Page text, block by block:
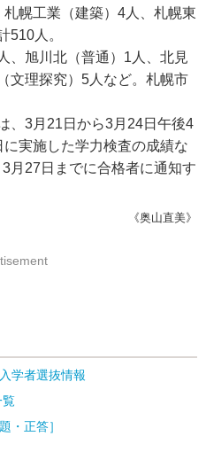
幌工業（建築）4人、札幌東
510人。
、旭川北（普通）1人、北見
文理探究）5人など。札幌市
、3月21日から3月24日午後4
実施した学力検査の成績な
月27日までに合格者に通知す
《奥山直美》
学者選抜情報
覧
・正答］